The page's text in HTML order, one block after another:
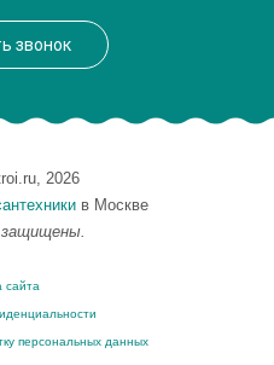
звонок
2026
в Москве
защищены.
сайта
персональных данных